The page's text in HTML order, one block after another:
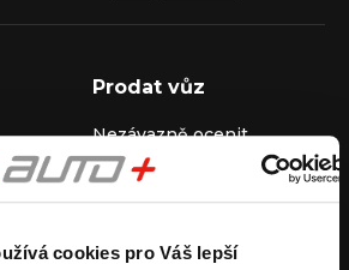
cookies pro Váš lepší
Prodat vůz
Nezávazně ocenit
Průběh výkupu vozu
Společnost